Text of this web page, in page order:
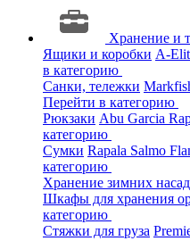
Хранение и
Ящики и коробки A-
в категорию
Санки, тележки
Перейти в категорию
Рюкзаки Abu Garcia
категорию
Сумки Rapala Salmo
категорию
Хранение зимних
Шкафы для хранения
категорию
Стяжки для груза